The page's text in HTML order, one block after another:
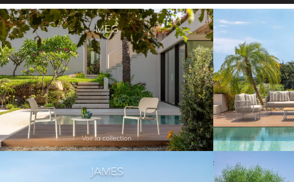
MEG
Voir la collection
JAMES